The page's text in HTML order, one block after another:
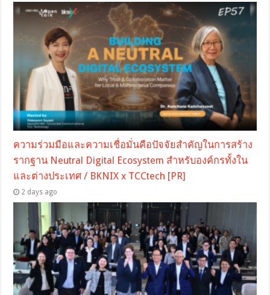
ความร่วมมือและความเชื่อมั่นคือปัจจัยสำคัญในการสร้าง
รากฐาน Neutral Digital Ecosystem สำหรับองค์กรทั้งใน
และต่างประเทศ / BKNIX x TCCtech [PR]
2 days ago